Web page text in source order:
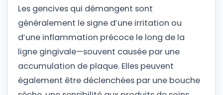
Les gencives qui démangent sont
généralement le signe d’une irritation ou
d’une inflammation précoce le long de la
ligne gingivale—souvent causée par une
accumulation de plaque. Elles peuvent
également être déclenchées par une bouche